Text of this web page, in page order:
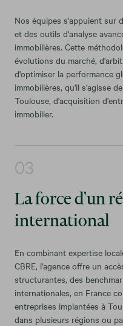
Nos équipes s'appuient sur
et des outils d'analyse
immobilières. Cette
évolutions du marché,
d'optimiser la performance
immobilières, qu'il s'agisse
Toulouse, d'acquisition
immobilier.
La force d'un
international
En combinant expertise
CBRE, l'agence offre un
structurantes, des
internationales, en France
entreprises implantées à
dans plusieurs régions ou